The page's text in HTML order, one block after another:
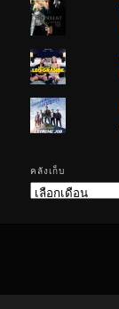
คลังเก็บ
คลัง